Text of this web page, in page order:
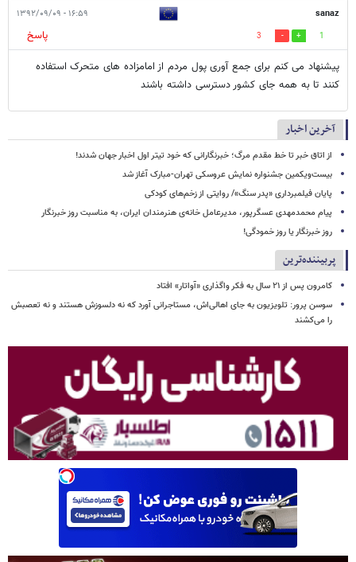
sanaz ۱۶:۵۹ - ۱۳۹۲/۰۹/۰۹
1
3
پاسخ
پیشنهاد می کنم برای جمع آوری پول مردم از امامزاده های متحرک استفاده
کنند تا به همه جای کشور دسترسی داشته باشند
آخرین اخبار
از اتاق خبر تا خط مقدم مرگ؛ خبرنگارانی که خود تیتر اول اخبار جهان شدند!
بیست‌ویکمین جشنواره نمایش عروسکی تهران-مبارک آغاز شد
پایان فیلمبرداری «پدر سنگ»/ روایتی از زخم‌های کودکی
پیام محمدمهدی عسگرپور، مدیرعامل خانه‌ی هنرمندان ایران، به مناسبت روز خبرنگار
روز خبرنگار یا روز خمودگی!
پربیننده‌ترین
کامرون پس از ۲۱ سال به فکر واگذاری «آواتار» افتاد
سوسن پرور: تلویزیون به جای اهالی‌اش، مستاجرانی آورد که نه دلسوزش هستند و نه تعصبش
را می‌کشند